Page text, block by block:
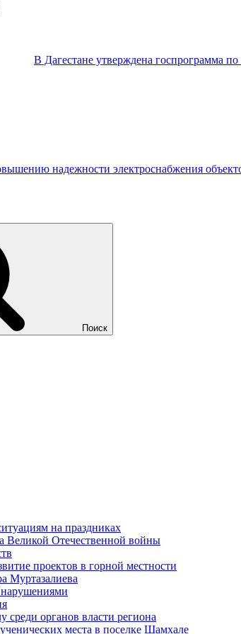
В Дагестане утверждена госпрограмма
надежности электроснабжения
Поиск
на праздниках
Великой Отечественной войны
проектов в горной местности
Муртазалиева
нарушениями
органов власти региона
места в поселке Шамхале